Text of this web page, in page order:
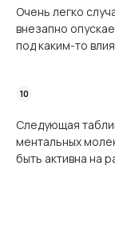
Очень легко
внезапно
под каким-то
Следующая
ментальных
быть активна на